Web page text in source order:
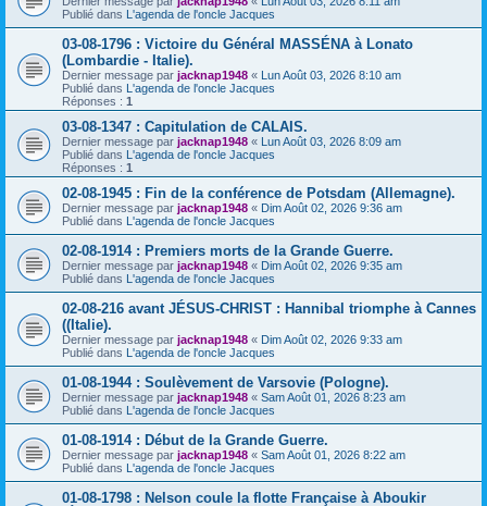
Publié dans L'agenda de l'oncle Jacques
03-08-1796 : Victoire du Général MASSÉNA à Lonato
(Lombardie - Italie).
Dernier message par jacknap1948 « Lun Août 03, 2026 8:10 am
Publié dans L'agenda de l'oncle Jacques
Réponses : 1
03-08-1347 : Capitulation de CALAIS.
Dernier message par jacknap1948 « Lun Août 03, 2026 8:09 am
Publié dans L'agenda de l'oncle Jacques
Réponses : 1
02-08-1945 : Fin de la conférence de Potsdam (Allemagne).
Dernier message par jacknap1948 « Dim Août 02, 2026 9:36 am
Publié dans L'agenda de l'oncle Jacques
02-08-1914 : Premiers morts de la Grande Guerre.
Dernier message par jacknap1948 « Dim Août 02, 2026 9:35 am
Publié dans L'agenda de l'oncle Jacques
02-08-216 avant JÉSUS-CHRIST : Hannibal triomphe à Cannes
((Italie).
Dernier message par jacknap1948 « Dim Août 02, 2026 9:33 am
Publié dans L'agenda de l'oncle Jacques
01-08-1944 : Soulèvement de Varsovie (Pologne).
Dernier message par jacknap1948 « Sam Août 01, 2026 8:23 am
Publié dans L'agenda de l'oncle Jacques
01-08-1914 : Début de la Grande Guerre.
Dernier message par jacknap1948 « Sam Août 01, 2026 8:22 am
Publié dans L'agenda de l'oncle Jacques
01-08-1798 : Nelson coule la flotte Française à Aboukir